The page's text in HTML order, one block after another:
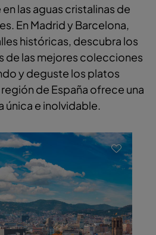
las aguas cristalinas de
En Madrid y Barcelona,
históricas, descubra los
de las mejores colecciones
y deguste los platos
de España ofrece una
única e inolvidable.